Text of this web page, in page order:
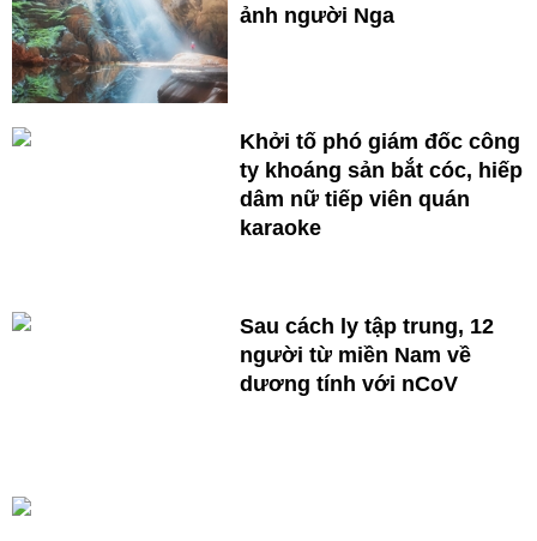
ảnh người Nga
Khởi tố phó giám đốc công
ty khoáng sản bắt cóc, hiếp
dâm nữ tiếp viên quán
karaoke
Sau cách ly tập trung, 12
người từ miền Nam về
dương tính với nCoV